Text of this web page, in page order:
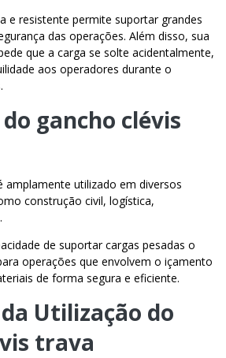
e resistente permite suportar grandes
das operações. Além disso, sua
que a carga se solte acidentalmente,
aos operadores durante o
gancho clévis
amplamente utilizado em diversos
construção civil, logística,
de suportar cargas pesadas o
operações que envolvem o içamento
de forma segura e eficiente.
Utilização do
trava